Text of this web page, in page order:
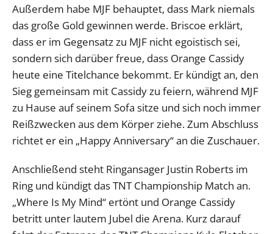
Außerdem habe MJF behauptet, dass Mark niemals
das große Gold gewinnen werde. Briscoe erklärt,
dass er im Gegensatz zu MJF nicht egoistisch sei,
sondern sich darüber freue, dass Orange Cassidy
heute eine Titelchance bekommt. Er kündigt an, den
Sieg gemeinsam mit Cassidy zu feiern, während MJF
zu Hause auf seinem Sofa sitze und sich noch immer
Reißzwecken aus dem Körper ziehe. Zum Abschluss
richtet er ein „Happy Anniversary“ an die Zuschauer.
Anschließend steht Ringansager Justin Roberts im
Ring und kündigt das TNT Championship Match an.
„Where Is My Mind“ ertönt und Orange Cassidy
betritt unter lautem Jubel die Arena. Kurz darauf